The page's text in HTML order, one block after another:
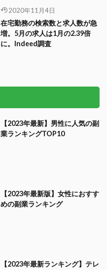
2020年11月4日
在宅勤務の検索数と求人数が急
増。5月の求人は1月の2.39倍
に。Indeed調査
【2023年最新】男性に人気の副
業ランキングTOP10
【2023年最新版】女性におすす
めの副業ランキング
【2023年最新ランキング】テレ